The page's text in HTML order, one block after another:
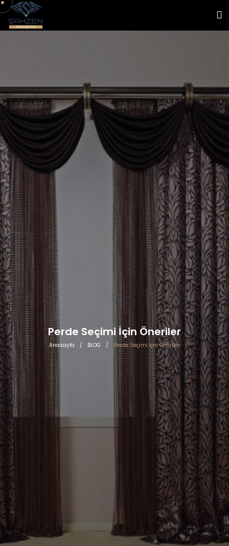
Perde Seçimi İçin Öneriler
Anasayfa / BLOG / Perde Seçimi İçin Öneriler